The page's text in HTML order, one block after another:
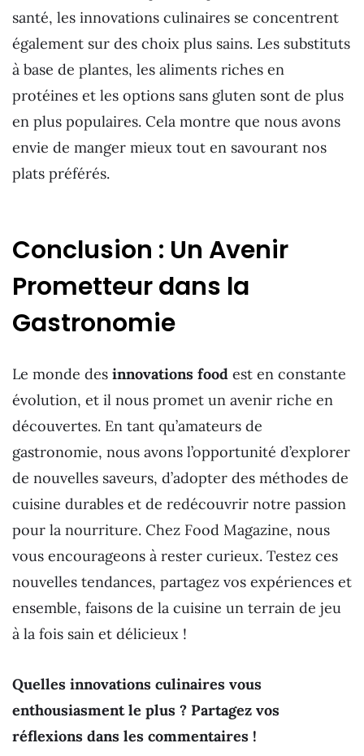
santé, les innovations culinaires se concentrent
également sur des choix plus sains. Les substituts
à base de plantes, les aliments riches en
protéines et les options sans gluten sont de plus
en plus populaires. Cela montre que nous avons
envie de manger mieux tout en savourant nos
plats préférés.
Conclusion : Un Avenir
Prometteur dans la
Gastronomie
Le monde des innovations food est en constante
évolution, et il nous promet un avenir riche en
découvertes. En tant qu’amateurs de
gastronomie, nous avons l’opportunité d’explorer
de nouvelles saveurs, d’adopter des méthodes de
cuisine durables et de redécouvrir notre passion
pour la nourriture. Chez Food Magazine, nous
vous encourageons à rester curieux. Testez ces
nouvelles tendances, partagez vos expériences et
ensemble, faisons de la cuisine un terrain de jeu
à la fois sain et délicieux !
Quelles innovations culinaires vous
enthousiasment le plus ? Partagez vos
réflexions dans les commentaires !